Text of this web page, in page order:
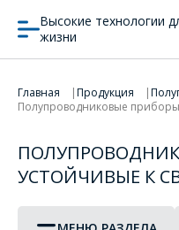
Высокие технологии
жизни
Главная Продукция
Полупроводниковые
УСТОЙЧИВЫЕ К
Диоды
Диоды Шоттки
ПРОТОТИП
F
FQP50N06